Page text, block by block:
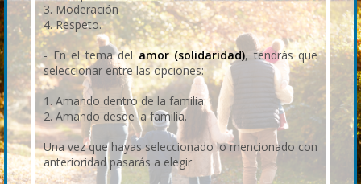
3. Moderación
4. Respeto.
- En el tema delamor (solidaridad), tendrás que
seleccionar entre las opciones:
1. Amando dentro de la familia
2. Amando desde la familia.
Una vez que hayas seleccionado lo mencionado con
anterioridad pasarás a elegir